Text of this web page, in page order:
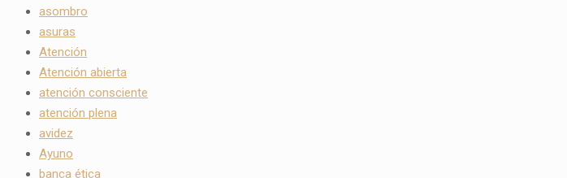
asombro
asuras
Atención
Atención abierta
atención consciente
atención plena
avidez
Ayuno
banca ética